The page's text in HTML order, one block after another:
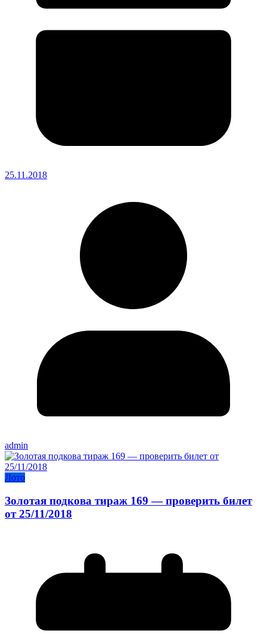
25.11.2018
admin
Лото
Золотая подкова тираж 169 — проверить билет
от 25/11/2018